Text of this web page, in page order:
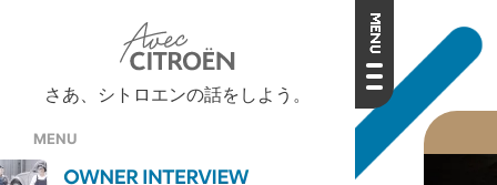
さあ、シトロエンの話をしよう。
MENU